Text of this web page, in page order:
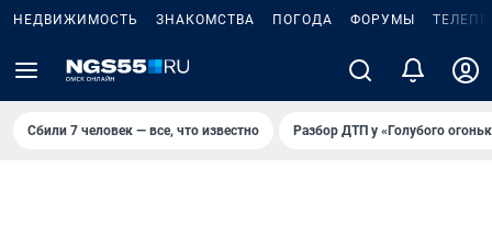
НЕДВИЖИМОСТЬ ЗНАКОМСТВА ПОГОДА ФОРУМЫ
Сбили 7 человек — все, что известно Разбор ДТП у «Голубого